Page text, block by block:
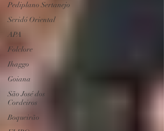
Pediplano Sertanejo
Seridó Oriental
APA
Folclore
Ihaggo
Goiana
São José dos
Cordeiros
Boqueirão